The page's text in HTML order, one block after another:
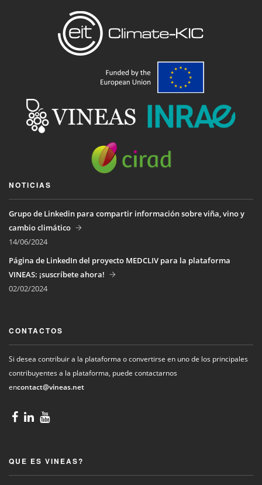
NOTICIAS
Grupo de Linkedin para compartir información sobre viña, vino y
cambio climático
14/06/2024
Página de LinkedIn del proyecto MEDCLIV para la plataforma
VINEAS: ¡suscríbete ahora!
02/02/2024
CONTACTOS
Si desea contribuir a la plataforma o convertirse en uno de los principales
contribuyentes a la plataforma, puede contactarnos
encontact@vineas.net
QUE ES VINEAS?